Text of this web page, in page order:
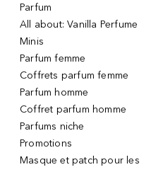
Parfum
All about: Vanilla Perfume
Minis
Parfum femme
Coffrets parfum femme
Parfum homme
Coffret parfum homme
Parfums niche
Promotions
Masque et patch pour les